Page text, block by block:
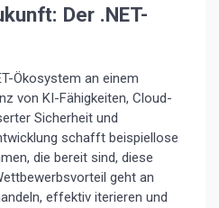
Der .NET-
Ökosystem an einem
von KI-Fähigkeiten, Cloud-
Sicherheit und
schafft beispiellose
die bereit sind, diese
geht an
effektiv iterieren und